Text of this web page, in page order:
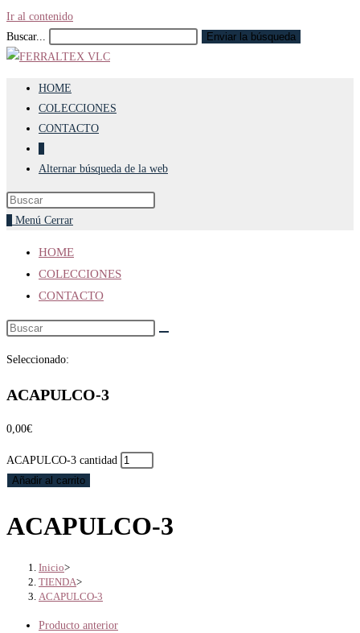
Ir al contenido
Buscar...
Enviar la búsqueda
HOME
COLECCIONES
CONTACTO
Alternar búsqueda de la web
Menú Cerrar
HOME
COLECCIONES
CONTACTO
Seleccionado:
ACAPULCO-3
0,00€
ACAPULCO-3 cantidad
Añadir al carrito
ACAPULCO-3
Inicio>
TIENDA>
ACAPULCO-3
Producto anterior